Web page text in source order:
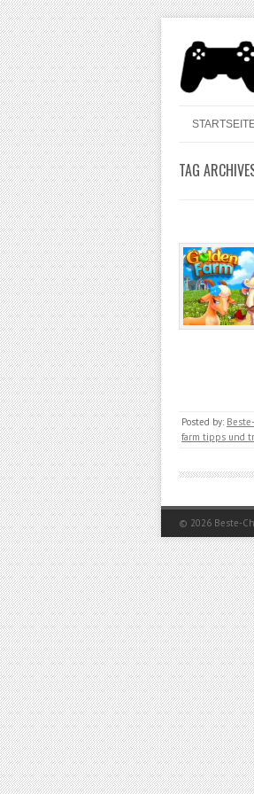
Menu
TAG
Posted by:
farm tipps und
© 2026 Beste-